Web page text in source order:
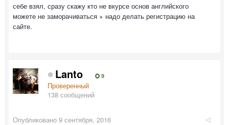
себе взял, сразу скажу кто не вкурсе основ английского
можете не заморачиваться + надо делать регистрацию на
сайте.
Lanto 9
Проверенный
138 сообщений
Опубликовано 9 сентября, 2016